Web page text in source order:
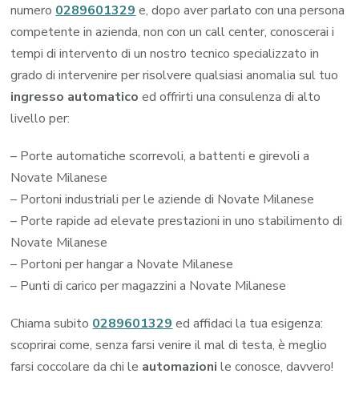
numero 0289601329 e, dopo aver parlato con una persona
competente in azienda, non con un call center, conoscerai i
tempi di intervento di un nostro tecnico specializzato in
grado di intervenire per risolvere qualsiasi anomalia sul tuo
ingresso automatico ed offrirti una consulenza di alto
livello per:
– Porte automatiche scorrevoli, a battenti e girevoli a
Novate Milanese
– Portoni industriali per le aziende di Novate Milanese
– Porte rapide ad elevate prestazioni in uno stabilimento di
Novate Milanese
– Portoni per hangar a Novate Milanese
– Punti di carico per magazzini a Novate Milanese
Chiama subito 0289601329 ed affidaci la tua esigenza:
scoprirai come, senza farsi venire il mal di testa, è meglio
farsi coccolare da chi le automazioni le conosce, davvero!